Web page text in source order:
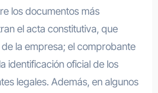
los documentos más
el acta constitutiva, que
la empresa; el comprobante
identificación oficial de los
legales. Además, en algunos